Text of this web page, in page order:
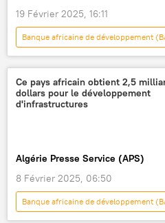
19 Février 2025, 16:11
Banque africaine de développement
Afrique subsaharienne
fonds
Ce pays africain obtient 2,5
dollars pour le développement
d'infrastructures
Algérie Presse Service (APS)
8 Février 2025, 06:50
Banque africaine de développement